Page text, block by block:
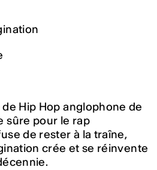
Hip Hop anglophone de
sûre pour le rap
de rester à la traîne,
crée et se réinvente